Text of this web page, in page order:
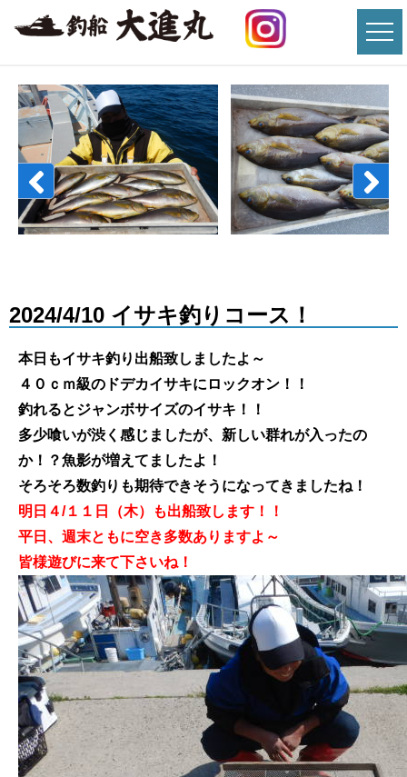
2024/4/10 イサキ釣りコース！
本日もイサキ釣り出船致しましたよ～
４０ｃｍ級のドデカイサキにロックオン！！
釣れるとジャンボサイズのイサキ！！
多少喰いが渋く感じましたが、新しい群れが入ったの
か！？魚影が増えてましたよ！
そろそろ数釣りも期待できそうになってきましたね！
明日４/１１日（木）も出船致します！！
平日、週末ともに空き多数ありますよ～
皆様遊びに来て下さいね！